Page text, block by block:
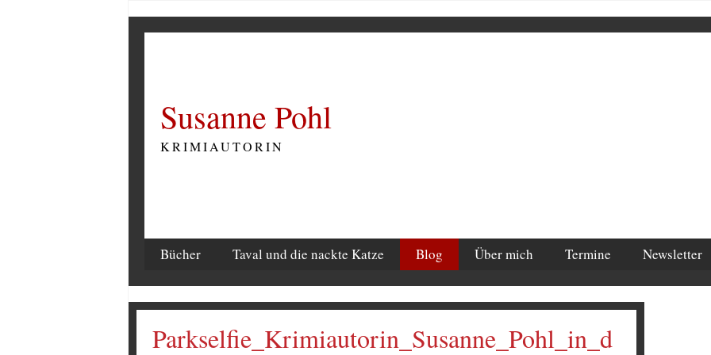
Susanne Pohl
KRIMIAUTORIN
Bücher Taval und die nackte Katze Blog Über mich Termine Newsletter
Parkselfie_Krimiautorin_Susanne_Pohl_in_d